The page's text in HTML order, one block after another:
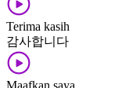
Terima kasih
감사합니다
Maafkan saya